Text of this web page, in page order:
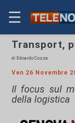
☰
Transport,
di Edoardo Cozza
Ven 26 Novembre
Il focus sul
della logistica